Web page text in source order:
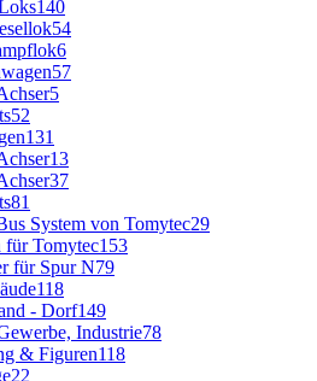
140
54
6
57
5
52
131
13
37
81
System von Tomytec29
für Tomytec153
für Spur N79
118
- Dorf149
Industrie78
& Figuren118
22